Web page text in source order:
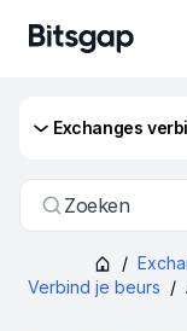
Exchanges
Zoeken
/
Verbind je beurs /